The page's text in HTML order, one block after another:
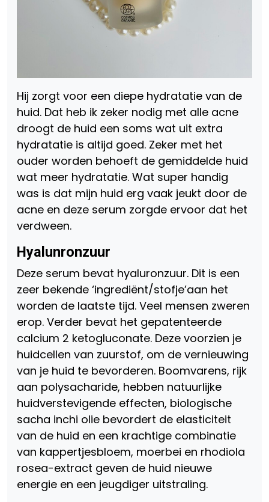
Hij zorgt voor een diepe hydratatie van de
huid. Dat heb ik zeker nodig met alle acne
droogt de huid een soms wat uit extra
hydratatie is altijd goed. Zeker met het
ouder worden behoeft de gemiddelde huid
wat meer hydratatie. Wat super handig
was is dat mijn huid erg vaak jeukt door de
acne en deze serum zorgde ervoor dat het
verdween.
Hyalunronzuur
Deze serum bevat hyaluronzuur. Dit is een
zeer bekende ‘ingrediënt/stofje’aan het
worden de laatste tijd. Veel mensen zweren
erop. Verder bevat het gepatenteerde
calcium 2 ketogluconate. Deze voorzien je
huidcellen van zuurstof, om de vernieuwing
van je huid te bevorderen. Boomvarens, rijk
aan polysacharide, hebben natuurlijke
huidverstevigende effecten, biologische
sacha inchi olie bevordert de elasticiteit
van de huid en een krachtige combinatie
van kappertjesbloem, moerbei en rhodiola
rosea-extract geven de huid nieuwe
energie en een jeugdiger uitstraling.